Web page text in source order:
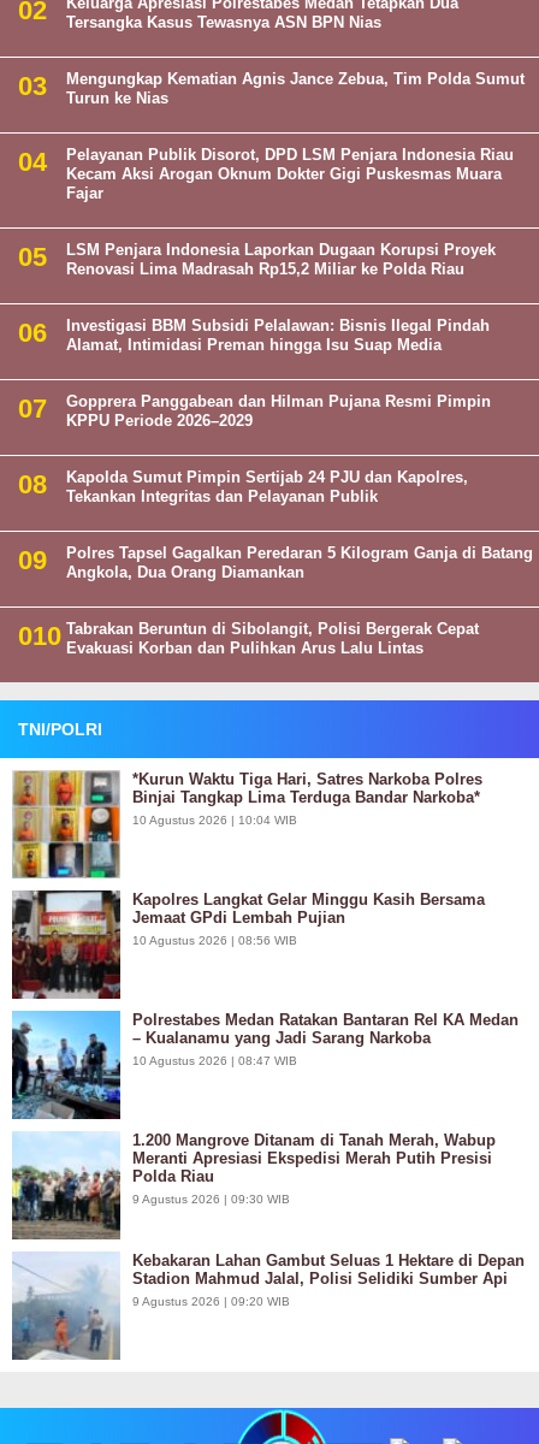
Tersangka Kasus Tewasnya ASN BPN Nias
Mengungkap Kematian Agnis Jance Zebua, Tim Polda Sumut
Turun ke Nias
Pelayanan Publik Disorot, DPD LSM Penjara Indonesia Riau
Kecam Aksi Arogan Oknum Dokter Gigi Puskesmas Muara
Fajar
LSM Penjara Indonesia Laporkan Dugaan Korupsi Proyek
Renovasi Lima Madrasah Rp15,2 Miliar ke Polda Riau
Investigasi BBM Subsidi Pelalawan: Bisnis Ilegal Pindah
Alamat, Intimidasi Preman hingga Isu Suap Media
Gopprera Panggabean dan Hilman Pujana Resmi Pimpin
KPPU Periode 2026–2029
Kapolda Sumut Pimpin Sertijab 24 PJU dan Kapolres,
Tekankan Integritas dan Pelayanan Publik
Polres Tapsel Gagalkan Peredaran 5 Kilogram Ganja di Batang
Angkola, Dua Orang Diamankan
Tabrakan Beruntun di Sibolangit, Polisi Bergerak Cepat
Evakuasi Korban dan Pulihkan Arus Lalu Lintas
TNI/POLRI
*Kurun Waktu Tiga Hari, Satres Narkoba Polres
Binjai Tangkap Lima Terduga Bandar Narkoba*
10 Agustus 2026 | 10:04 WIB
Kapolres Langkat Gelar Minggu Kasih Bersama
Jemaat GPdi Lembah Pujian
10 Agustus 2026 | 08:56 WIB
Polrestabes Medan Ratakan Bantaran Rel KA Medan
– Kualanamu yang Jadi Sarang Narkoba
10 Agustus 2026 | 08:47 WIB
1.200 Mangrove Ditanam di Tanah Merah, Wabup
Meranti Apresiasi Ekspedisi Merah Putih Presisi
Polda Riau
9 Agustus 2026 | 09:30 WIB
Kebakaran Lahan Gambut Seluas 1 Hektare di Depan
Stadion Mahmud Jalal, Polisi Selidiki Sumber Api
9 Agustus 2026 | 09:20 WIB